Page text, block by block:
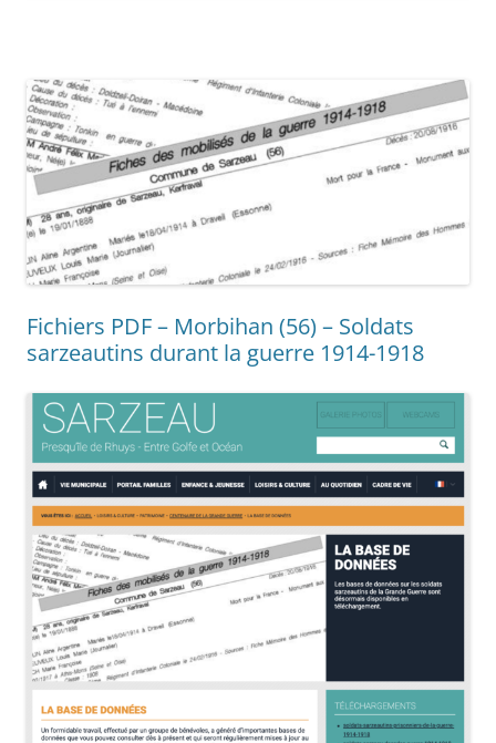
Fichiers PDF – Morbihan (56) – Soldats
sarzeautins durant la guerre 1914-1918